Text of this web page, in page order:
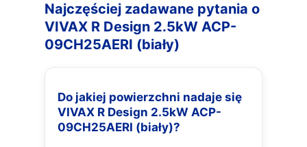
Najczęściej zadawane pytania o
VIVAX R Design 2.5kW ACP-
09CH25AERI (biały)
Do jakiej powierzchni nadaje się
VIVAX R Design 2.5kW ACP-
09CH25AERI (biały)?